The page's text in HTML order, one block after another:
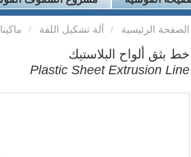
الصفحة الرئيسية آلة تشكيل اللفة
خط بثق ألواح البلاستيك
Plastic Sheet Extrusion Line